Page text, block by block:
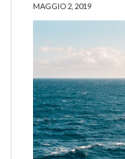
MAGGIO 2, 2019